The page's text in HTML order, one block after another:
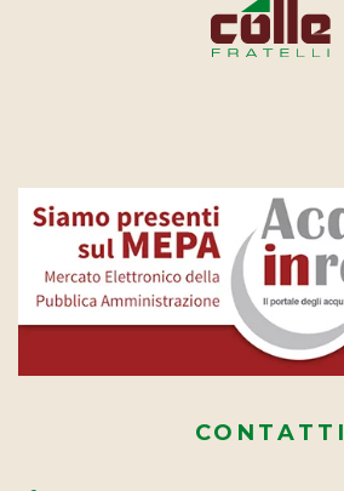
CONTATTI